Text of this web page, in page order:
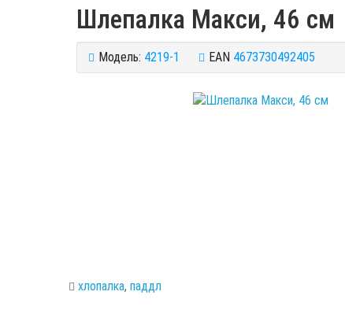
Шлепалка Макси, 46 см
Модель: 4219-1 EAN 4673730492405
хлопалка, паддл